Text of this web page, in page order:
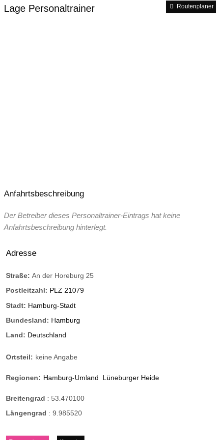
Lage Personaltrainer Routenplaner
Anfahrtsbeschreibung
Der Betreiber dieses Personaltrainer-Eintrags hat keine
Anfahrtsbeschreibung hinterlegt.
Adresse
Straße: An der Horeburg 25
Postleitzahl: PLZ 21079
Stadt: Hamburg-Stadt
Bundesland: Hamburg
Land: Deutschland
Ortsteil: keine Angabe
Regionen: Hamburg-Umland Lüneburger Heide
Breitengrad : 53.470100
Längengrad : 9.985520